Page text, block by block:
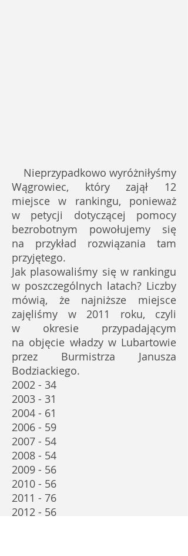
Nieprzypadkowo wyróżniłyśmy
Wągrowiec, który zajął 12
miejsce w rankingu, ponieważ
w petycji dotyczącej pomocy
bezrobotnym powołujemy się
na przykład rozwiązania tam
przyjętego.
Jak plasowaliśmy się w rankingu
w poszczególnych latach? Liczby
mówią, że najniższe miejsce
zajęliśmy w 2011 roku, czyli
w okresie przypadającym
na objęcie władzy w Lubartowie
przez Burmistrza Janusza
Bodziackiego.
2002 - 34
2003 - 31
2004 - 61
2006 - 59
2007 - 54
2008 - 54
2009 - 56
2010 - 56
2011 - 76
2012 - 56